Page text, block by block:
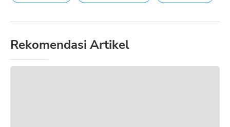
Rekomendasi Artikel